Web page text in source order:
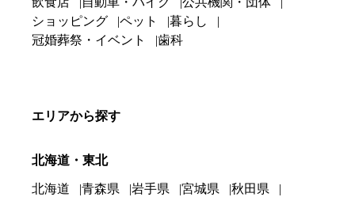
ショッピング
ペット
暮らし
冠婚葬祭・イベント
歯科
エリアから探す
北海道・東北
北海道 青森県 岩手県 宮城県
秋田県